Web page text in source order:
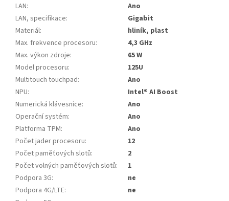
LAN:
Ano
LAN, specifikace:
Gigabit
Materiál:
hliník, plast
Max. frekvence procesoru:
4,3 GHz
Max. výkon zdroje:
65 W
Model procesoru:
125U
Multitouch touchpad:
Ano
NPU:
Intel® AI Boost
Numerická klávesnice:
Ano
Operační systém:
Ano
Platforma TPM:
Ano
Počet jader procesoru:
12
Počet paměťových slotů:
2
Počet volných paměťových slotů:
1
Podpora 3G:
ne
Podpora 4G/LTE:
ne